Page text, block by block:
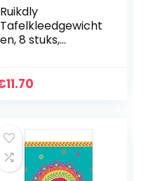
Ruikdly
Tafelkleedgewicht
en, 8 stuks,
er, tafelkleed,
11.70